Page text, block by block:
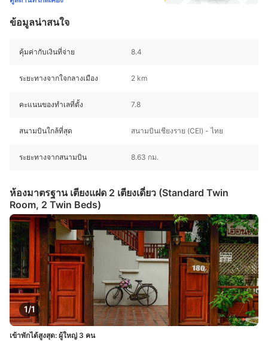
ข้อมูลน่าสนใจ
คุ้มค่ากับเงินที่จ่าย 8.4
ระยะทางจากใจกลางเมือง 2 km
คะแนนของทำเลที่ตั้ง 7.8
สนามบินใกล้ที่สุด สนามบินเชียงราย (CEI) - ไทย
ระยะทางจากสนามบิน 8.63 กม.
ห้องมาตรฐาน เตียงแฝด 2 เตียงเดี่ยว (Standard Twin
Room, 2 Twin Beds)
1/1
เข้าพักได้สูงสุด: ผู้ใหญ่ 3 คน